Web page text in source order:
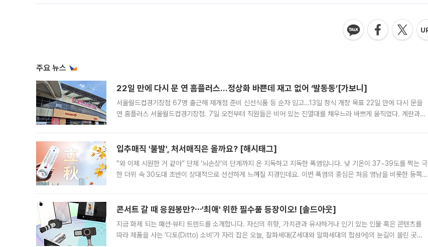
주요 뉴스
22일 만에 다시 문 연 홈플러스…정상화 바쁜데 재고 없어 ‘발동동’[가보니]
서울월드컵경기장점 67명 출근해 재개점 준비 신선식품 등 순차 입고…13일 정식 개장 목표 22일 만에 다시 문을
연 홈플러스 서울월드컵경기장점. 7일 오전부터 직원들은 비어 있는 진열대를 채우느라 바쁘게 움직였다. 계란과
입추매직 '불발', 처서매직은 올까요? [해시태그]
“와 이제 시원한 거 같아” 단체 ‘뇌손상’의 단계까지 온 지독하고 지독한 폭염입니다. 낮 기온이 37~39도를 찍는 극
한 더위 속 30도대 초반이 상대적으로 선선하게 느껴질 지경인데요. 이번 폭염의 중심은 처음 영남을 비롯한 동쪽
콘서트 갈 때 응원봉만?⋯'최애' 위한 필수품 등장이오! [솔드아웃]
지금 화제 되는 패션·뷰티 트렌드를 소개합니다. 자신의 취향, 가치관과 유사하거나 인기 있는 인물 혹은 콘텐츠를
따라 제품을 사는 '디토(Ditto) 소비'가 자리 잡은 오늘, 잘파세대(Z세대와 알파세대의 합성어)의 눈길이 쏠린 곳은